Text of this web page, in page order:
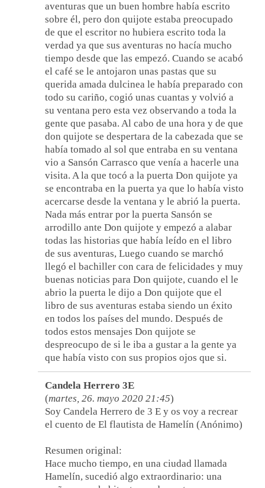
aventuras que un buen hombre había escrito
sobre él, pero don quijote estaba preocupado
de que el escritor no hubiera escrito toda la
verdad ya que sus aventuras no hacía mucho
tiempo desde que las empezó. Cuando se acabó
el café se le antojaron unas pastas que su
querida amada dulcinea le había preparado con
todo su cariño, cogió unas cuantas y volvió a
su ventana pero esta vez observando a toda la
gente que pasaba. Al cabo de una hora y de que
don quijote se despertara de la cabezada que se
había tomado al sol que entraba en su ventana
vio a Sansón Carrasco que venía a hacerle una
visita. A la que tocó a la puerta Don quijote ya
se encontraba en la puerta ya que lo había visto
acercarse desde la ventana y le abrió la puerta.
Nada más entrar por la puerta Sansón se
arrodillo ante Don quijote y empezó a alabar
todas las historias que había leído en el libro
de sus aventuras, Luego cuando se marchó
llegó el bachiller con cara de felicidades y muy
buenas noticias para Don quijote, cuando el le
abrio la puerta le dijo a Don quijote que el
libro de sus aventuras estaba siendo un éxito
en todos los países del mundo. Después de
todos estos mensajes Don quijote se
despreocupo de si le iba a gustar a la gente ya
que había visto con sus propios ojos que si.
Candela Herrero 3E
(martes, 26. mayo 2020 21:45)
Soy Candela Herrero de 3 E y os voy a recrear
el cuento de El flautista de Hamelín (Anónimo)
Resumen original:
Hace mucho tiempo, en una ciudad llamada
Hamelín, sucedió algo extraordinario: una